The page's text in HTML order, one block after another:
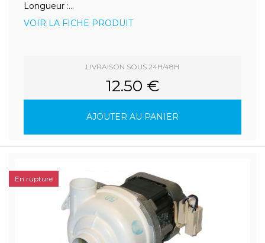
Longueur :...
VOIR LA FICHE PRODUIT
LIVRAISON SOUS 24H/48H
12.50 €
AJOUTER AU PANIER
En rupture